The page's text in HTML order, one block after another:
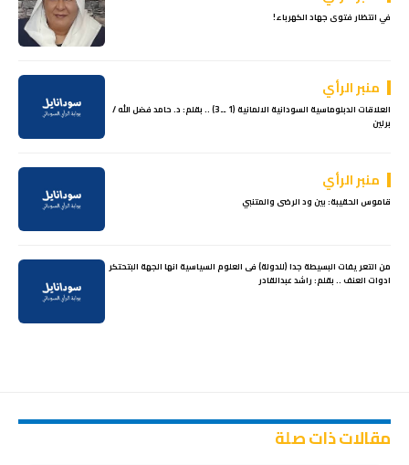
في انتظار فتوى جهاد الكهرباء!
منبر الرأي
العلاقات الدبلوماسية السودانية الالمانية (1 ــ 3) .. بقلم: د. حامد فضل الله /
برلين
منبر الرأي
قاموس الحقيبة: بين ود الرضى والمتنبي
من التعريفات البسيطة جدا (للدولة) فى العلوم السياسية انها الجهة البتحتكر
ادوات العنف .. بقلم: راشد عبدالقادر
مقالات ذات صلة